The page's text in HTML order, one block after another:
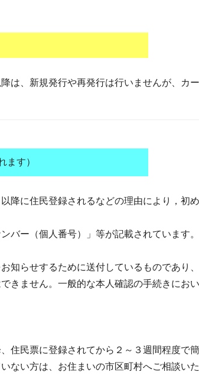
は、新規発行や再発行は行いませんが、カ
ます）
降に住民登録されるなどの理由により，初
ー（個人番号）」等が記載されています。
知らせするために送付しているものであり
きません。一般的な本人確認の手続きにお
民票に登録されてから２～３週間程度で
い方は、お住まいの市区町村へご相談いた